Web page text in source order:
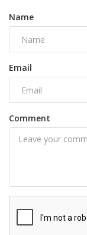
Name
Email
Comment